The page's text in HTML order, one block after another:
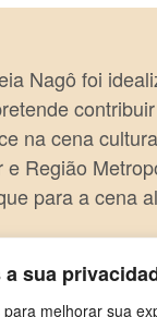
sua
melhorar sua
Nagô foi
na cena
e Região
para a cena